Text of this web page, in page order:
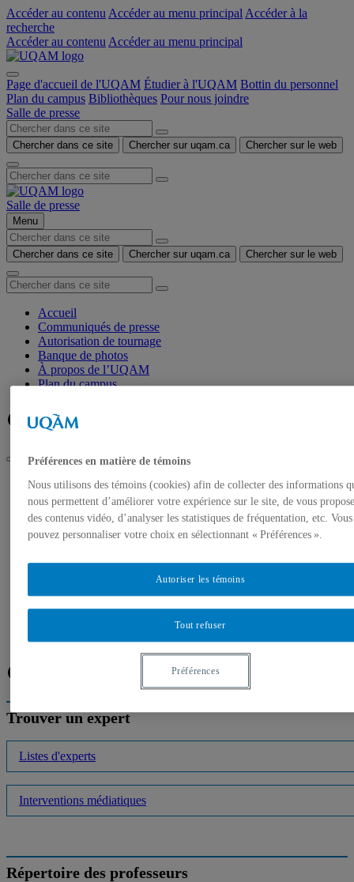
Accéder au contenu Accéder au menu principal Accéder à la
recherche
Accéder au contenu Accéder au menu principal
Page d'accueil de l'UQAM Étudier à l'UQAM Bottin du personnel
Plan du campus Bibliothèques Pour nous joindre
Salle de presse
Chercher dans ce site Chercher sur uqam.ca Chercher sur le web
Salle de presse
Menu
Chercher dans ce site Chercher sur uqam.ca Chercher sur le web
Accueil
Communiqués de presse
Autorisation de tournage
Banque de photos
À propos de l’UQAM
Plan du campus
Facebook
Twitter
Flux RSS
UQAM
Salle de presse
Don historique à la Fondation de l’UQAM – La Fondation
Courtois octroie 12 millions $ pour la recherche sur les
maladies orphelines
Accueil
Communiqués de presse
Autorisation de tournage
Banque de photos
Facebook
Trouver un expert
Listes d'experts
Interventions médiatiques
Répertoire des professeurs
Préférences en matière de témoins
Nous utilisons des témoins (cookies) afin de collecter des informations
nous permettent d’améliorer votre expérience sur le site, de vous
des contenus vidéo, d’analyser les statistiques de fréquentation, etc. Vous
pouvez personnaliser votre choix en sélectionnant « Préférences ».
Tout refuser
Autoriser les témoins
Préférences